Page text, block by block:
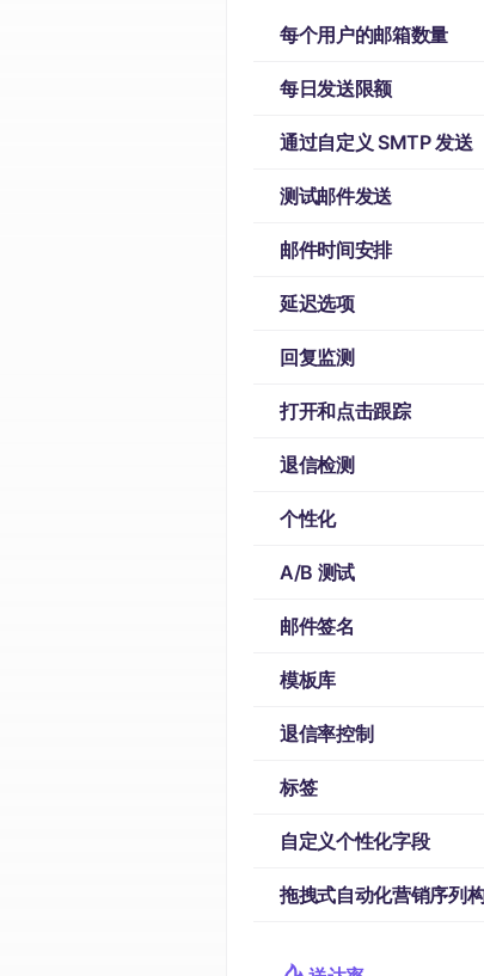
每个用户的邮箱数量
每日发送限额
通过自定义 SMTP 发送
测试邮件发送
邮件时间安排
延迟选项
回复监测
打开和点击跟踪
退信检测
个性化
A/B 测试
邮件签名
模板库
退信率控制
标签
自定义个性化字段
拖拽式自动化营销序列